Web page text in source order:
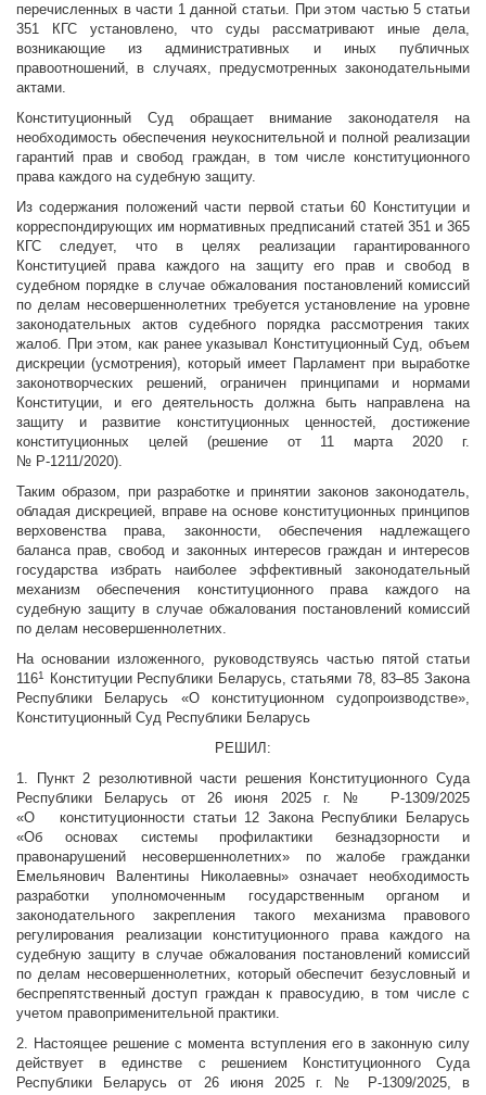
перечисленных в части 1 данной статьи. При этом частью 5 статьи
351 КГС установлено, что суды рассматривают иные дела,
возникающие из административных и иных публичных
правоотношений, в случаях, предусмотренных законодательными
актами.
Конституционный Суд обращает внимание законодателя на
необходимость обеспечения неукоснительной и полной реализации
гарантий прав и свобод граждан, в том числе конституционного
права каждого на судебную защиту.
Из содержания положений части первой статьи 60 Конституции и
корреспондирующих им нормативных предписаний статей 351 и 365
КГС следует, что в целях реализации гарантированного
Конституцией права каждого на защиту его прав и свобод в
судебном порядке в случае обжалования постановлений комиссий
по делам несовершеннолетних требуется установление на уровне
законодательных актов судебного порядка рассмотрения таких
жалоб. При этом, как ранее указывал Конституционный Суд, объем
дискреции (усмотрения), который имеет Парламент при выработке
законотворческих решений, ограничен принципами и нормами
Конституции, и его деятельность должна быть направлена на
защиту и развитие конституционных ценностей, достижение
конституционных целей (решение от 11 марта 2020 г.
№ Р-1211/2020).
Таким образом, при разработке и принятии законов законодатель,
обладая дискрецией, вправе на основе конституционных принципов
верховенства права, законности, обеспечения надлежащего
баланса прав, свобод и законных интересов граждан и интересов
государства избрать наиболее эффективный законодательный
механизм обеспечения конституционного права каждого на
судебную защиту в случае обжалования постановлений комиссий
по делам несовершеннолетних.
На основании изложенного, руководствуясь частью пятой статьи
1161
Конституции Республики Беларусь, статьями 78, 83–85 Закона
Республики Беларусь «О конституционном судопроизводстве»,
Конституционный Суд Республики Беларусь
РЕШИЛ:
1. Пункт 2 резолютивной части решения Конституционного Суда
Республики Беларусь от 26 июня 2025 г. № Р-1309/2025
«О конституционности статьи 12 Закона Республики Беларусь
«Об основах системы профилактики безнадзорности и
правонарушений несовершеннолетних» по жалобе гражданки
Емельянович Валентины Николаевны» означает необходимость
разработки уполномоченным государственным органом и
законодательного закрепления такого механизма правового
регулирования реализации конституционного права каждого на
судебную защиту в случае обжалования постановлений комиссий
по делам несовершеннолетних, который обеспечит безусловный и
беспрепятственный доступ граждан к правосудию, в том числе с
учетом правоприменительной практики.
2. Настоящее решение с момента вступления его в законную силу
действует в единстве с решением Конституционного Суда
Республики Беларусь от 26 июня 2025 г. № Р-1309/2025, в